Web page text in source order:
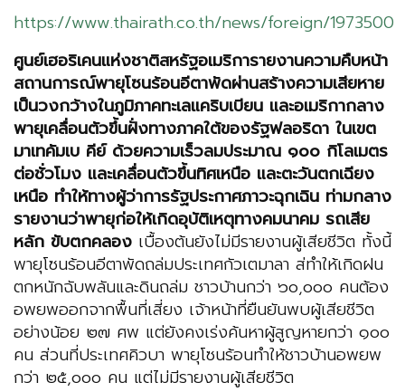
https://www.thairath.co.th/news/foreign/1973500
ศูนย์เฮอริเคนแห่งชาติสหรัฐอเมริการายงานความคืบหน้า
สถานการณ์พายุโซนร้อนอีตาพัดผ่านสร้างความเสียหาย
เป็นวงกว้างในภูมิภาคทะเลแคริบเบียน และอเมริกากลาง
พายุเคลื่อนตัวขึ้นฝั่งทางภาคใต้ของรัฐฟลอริดา ในเขต
มาเทคัมเบ คีย์ ด้วยความเร็วลมประมาณ ๑๐๐ กิโลเมตร
ต่อชั่วโมง และเคลื่อนตัวขึ้นทิศเหนือ และตะวันตกเฉียง
เหนือ ทำให้ทางผู้ว่าการรัฐประกาศภาวะฉุกเฉิน ท่ามกลาง
รายงานว่าพายุก่อให้เกิดอุบัติเหตุทางคมนาคม รถเสีย
หลัก ขับตกคลอง เบื้องต้นยังไม่มีรายงานผู้เสียชีวิต ทั้งนี้
พายุโซนร้อนอีตาพัดถล่มประเทศกัวเตมาลา ส่ทำให้เกิดฝน
ตกหนักฉับพลันและดินถล่ม ชาวบ้านกว่า ๖๐,๐๐๐ คนต้อง
อพยพออกจากพื้นที่เสี่ยง เจ้าหน้าที่ยืนยันพบผู้เสียชีวิต
อย่างน้อย ๒๗ ศพ แต่ยังคงเร่งค้นหาผู้สูญหายกว่า ๑๐๐
คน ส่วนที่ประเทศคิวบา พายุโซนร้อนทำให้ชาวบ้านอพยพ
กว่า ๒๕,๐๐๐ คน แต่ไม่มีรายงานผู้เสียชีวิต